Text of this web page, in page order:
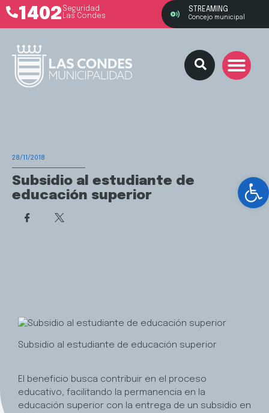
1402 Seguridad
Las Condes
STREAMING
Concejo municipal
28/11/2018
Subsidio al estudiante de
educación superior
Subsidio al estudiante de educación superior
El beneficio busca contribuir en el proceso
educativo, facilitando la permanencia en la
educación superior con la entrega de un subsidio en